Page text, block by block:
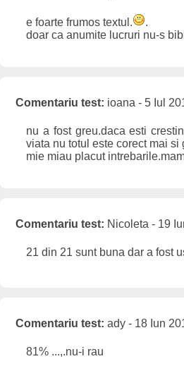
e foarte frumos textul.
.
doar ca anumite lucruri nu-s
Comentariu test: ioana - 5 Iul
nu a fost greu.daca esti
viata nu totul este corect mai si
mie miau placut
Comentariu test: Nicoleta - 19
21 din 21 sunt buna dar a fost
Comentariu test: ady - 18 Iun
81% ...,.nu-i rau